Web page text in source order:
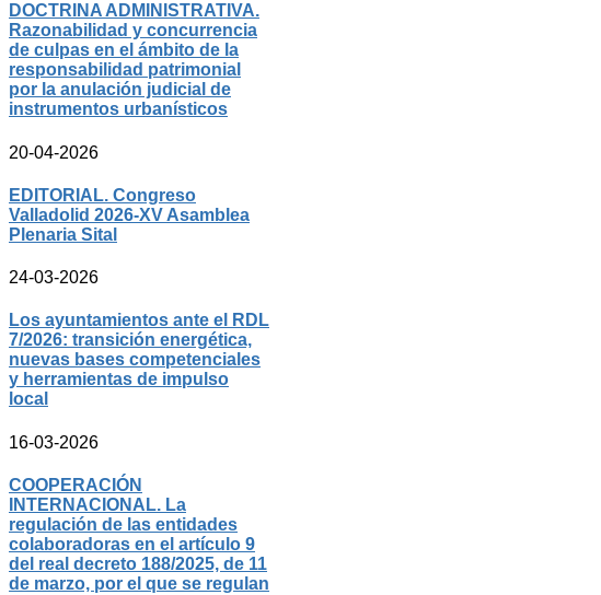
DOCTRINA ADMINISTRATIVA.
Razonabilidad y concurrencia
de culpas en el ámbito de la
responsabilidad patrimonial
por la anulación judicial de
instrumentos urbanísticos
20-04-2026
EDITORIAL. Congreso
Valladolid 2026-XV Asamblea
Plenaria Sital
24-03-2026
Los ayuntamientos ante el RDL
7/2026: transición energética,
nuevas bases competenciales
y herramientas de impulso
local
16-03-2026
COOPERACIÓN
INTERNACIONAL. La
regulación de las entidades
colaboradoras en el artículo 9
del real decreto 188/2025, de 11
de marzo, por el que se regulan